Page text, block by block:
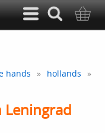
hands » hollands
»
Leningrad